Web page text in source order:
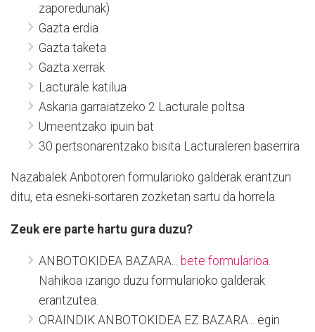
zaporedunak)
Gazta erdia
Gazta taketa
Gazta xerrak
Lacturale katilua
Askaria garraiatzeko 2 Lacturale poltsa
Umeentzako ipuin bat
30 pertsonarentzako bisita Lacturaleren baserrira
Nazabalek Anbotoren formularioko galderak erantzun
ditu, eta esneki-sortaren zozketan sartu da horrela.
Zeuk ere parte hartu gura duzu?
ANBOTOKIDEA BAZARA... bete formularioa.
Nahikoa izango duzu formularioko galderak
erantzutea.
ORAINDIK ANBOTOKIDEA EZ BAZARA... egin